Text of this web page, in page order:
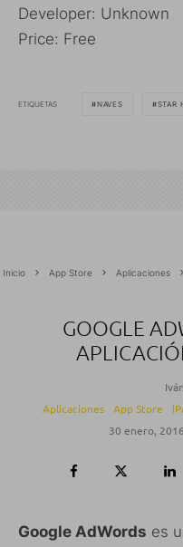
Developer: Unknown
Price: Free
ETIQUETAS NAVES STAR
Inicio App Store Aplicaciones
GOOGLE
Aplicaciones
App Store
30 enero, 2016
Google AdWords es